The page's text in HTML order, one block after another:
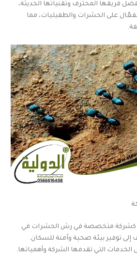
فريقها المحترف وتقنياتها الحديثة،
على الحشرات والطفيليات، مما
كشركة متخصصة في رش الحشرات في
توفير بيئة صحية وآمنة للسكان.
التي تقدمها الشركة وأهمياتها.